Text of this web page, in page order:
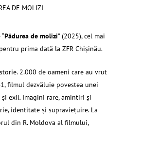
DE MOLIZI
Pădurea de molizi” (2025), cel mai
prima dată la ZFR Chişinău.
2.000 de oameni care au vrut
filmul dezvăluie povestea unei
exil. Imagini rare, amintiri și
identitate și supraviețuire. La
din R. Moldova al filmului,